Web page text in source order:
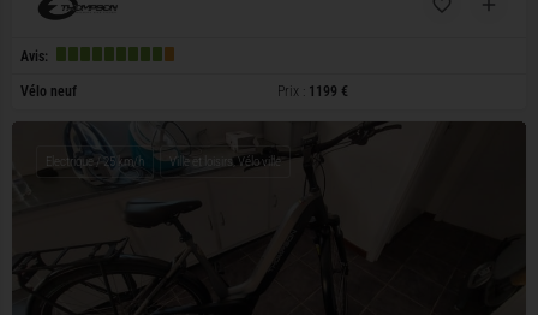
Avis:
Vélo neuf Prix : 1199 €
Electrique / 25 km/h Ville et loisirs, Vélo ville